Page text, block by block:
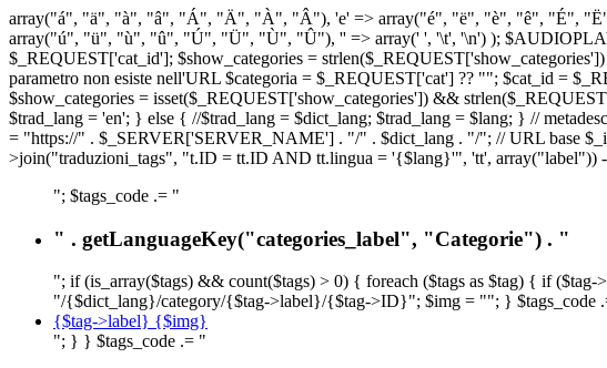
array("á", "ä", "à", "â", "Á", "Ä", "À", "Â"), 'e' => array("é", "ë", "è", "ê", "É",
array("ú", "ü", "ù", "û", "Ú", "Ü", "Ù", "Û"), '' => array(' ', '\t', '\n') );
$_REQUEST['cat_id']; $show_categories =
parametro non esiste nell'URL $categoria = $_REQUEST['cat'] ?? ""; $cat_id =
$show_categories = isset($_REQUEST['show_categories']) &&
$trad_lang = 'en'; } else { //$trad_lang = $dict_lang; $trad_lang = $lang; } //
= "https://" . $_SERVER['SERVER_NAME'] . "/" . $dict_lang . "/"; // URL base
>join("traduzioni_tags", "t.ID = tt.ID AND tt.lingua = '{$lang}'", 'tt', array("label"))
"; $tags_code .= "
" . getLanguageKey("categories_label", "Categorie") . "
"; if (is_array($tags) && count($tags) > 0) { foreach ($tags as $tag) { if
"/{$dict_lang}/category/{$tag->label}/{$tag->ID}"; $img = ""; } $tags_code
{$tag->label} {$img}
"; } } $tags_code .= "